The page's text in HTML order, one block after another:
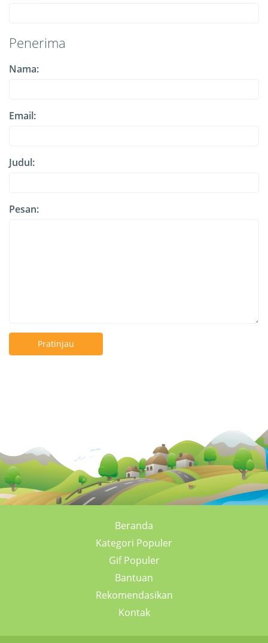
Penerima
Nama:
Email:
Judul:
Pesan:
Pratinjau
Beranda
Kategori Populer
Gif Populer
Bantuan
Rekomendasikan
Kontak